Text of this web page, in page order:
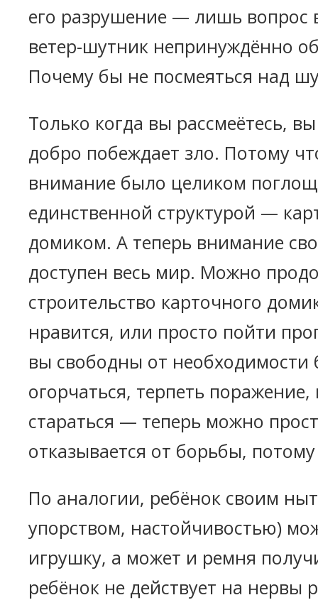
его разрушение — лишь вопрос
ветер-шутник непринуждённо
Почему бы не посмеяться над
Только когда вы рассмеётесь,
добро побеждает зло. Потому
внимание было целиком
единственной структурой —
домиком. А теперь внимание
доступен весь мир. Можно
строительство карточного
нравится, или просто пойти
вы свободны от необходимости
огорчаться, терпеть
стараться — теперь можно
отказывается от борьбы,
По аналогии, ребёнок своим
упорством, настойчивостью)
игрушку, а может и ремня
ребёнок не действует на нервы